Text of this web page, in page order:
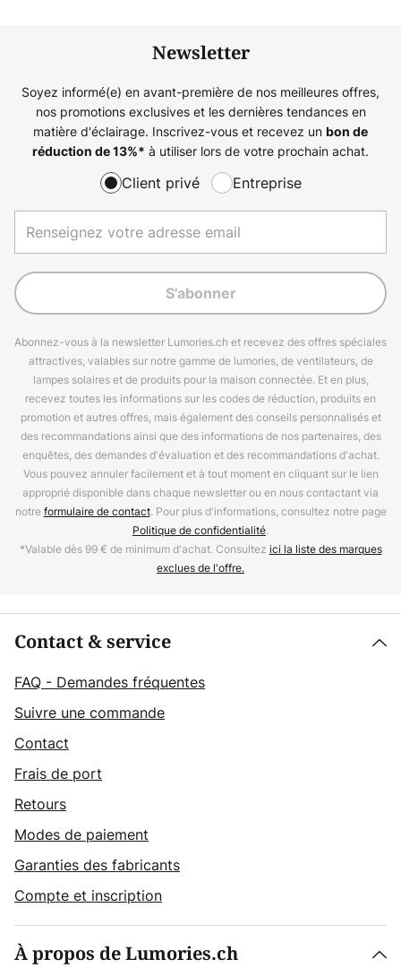
Newsletter
Soyez informé(e) en avant-première de nos meilleures offres,
nos promotions exclusives et les dernières tendances en
matière d'éclairage. Inscrivez-vous et recevez un bon de
réduction de13%* à utiliser lors de votre prochain achat.
Client privé Entreprise
S'abonner
Abonnez-vous à la newsletter Lumories.ch et recevez des offres spéciales
attractives, valables sur notre gamme de lumories, de ventilateurs, de
lampes solaires et de produits pour la maison connectée. Et en plus,
recevez toutes les informations sur les codes de réduction, produits en
promotion et autres offres, mais également des conseils personnalisés et
des recommandations ainsi que des informations de nos partenaires, des
enquêtes, des demandes d'évaluation et des recommandations d'achat.
Vous pouvez annuler facilement et à tout moment en cliquant sur le lien
approprié disponible dans chaque newsletter ou en nous contactant via
notreformulaire de contact. Pour plus d'informations, consultez notre page
Politique de confidentialité.
*Valable dès 99 € de minimum d'achat. Consultez ici la liste des marques
exclues de l'offre.
Contact & service
FAQ - Demandes fréquentes
Suivre une commande
Contact
Frais de port
Retours
Modes de paiement
Garanties des fabricants
Compte et inscription
À propos de Lumories.ch